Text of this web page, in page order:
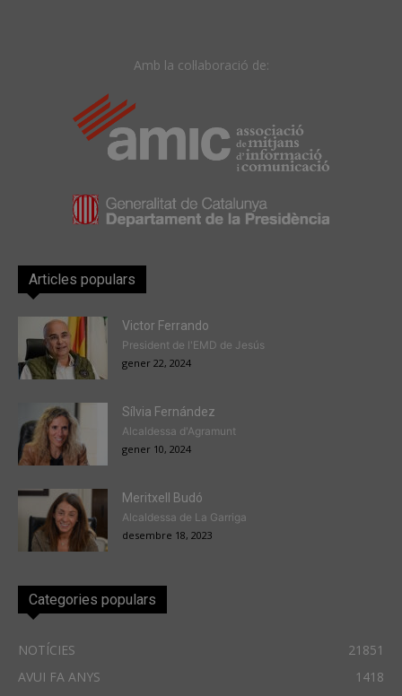
Amb la col·laboració de:
Articles populars
Victor Ferrando
President de l'EMD de Jesús
gener 22, 2024
Sílvia Fernández
Alcaldessa d'Agramunt
gener 10, 2024
Meritxell Budó
Alcaldessa de La Garriga
desembre 18, 2023
Categories populars
NOTÍCIES
21851
AVUI FA ANYS
1418